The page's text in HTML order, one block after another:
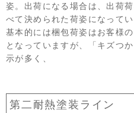
姿。出荷になる場合は、出荷
べて決められた荷姿になってい
基本的には梱包荷姿はお客様
となっていますが、「キズつ
示が多く、
第二耐熱塗装ライン